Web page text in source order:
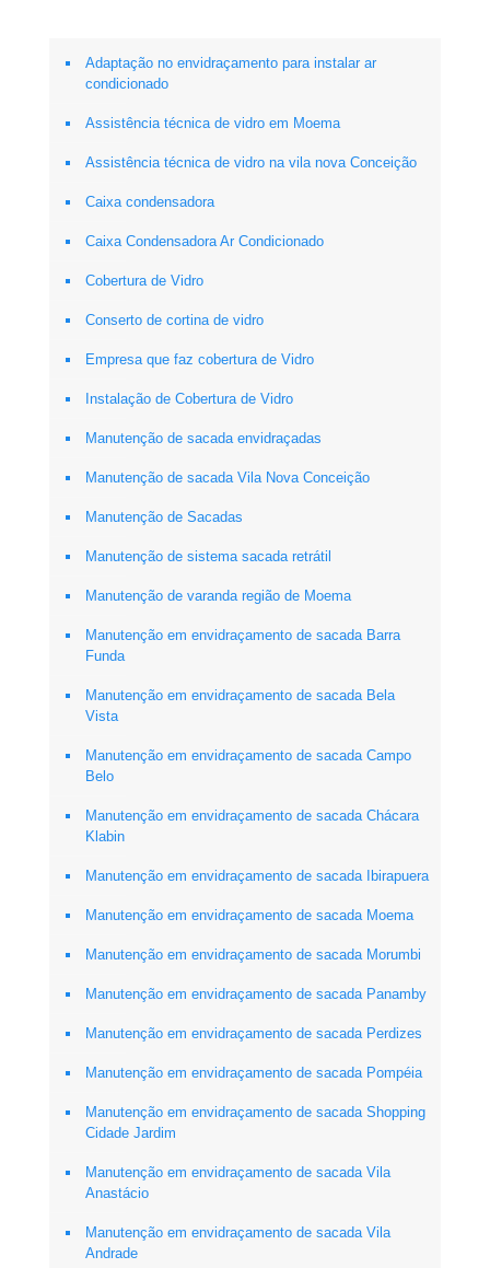
Adaptação no envidraçamento para instalar ar
condicionado
Assistência técnica de vidro em Moema
Assistência técnica de vidro na vila nova Conceição
Caixa condensadora
Caixa Condensadora Ar Condicionado
Cobertura de Vidro
Conserto de cortina de vidro
Empresa que faz cobertura de Vidro
Instalação de Cobertura de Vidro
Manutenção de sacada envidraçadas
Manutenção de sacada Vila Nova Conceição
Manutenção de Sacadas
Manutenção de sistema sacada retrátil
Manutenção de varanda região de Moema
Manutenção em envidraçamento de sacada Barra
Funda
Manutenção em envidraçamento de sacada Bela
Vista
Manutenção em envidraçamento de sacada Campo
Belo
Manutenção em envidraçamento de sacada Chácara
Klabin
Manutenção em envidraçamento de sacada Ibirapuera
Manutenção em envidraçamento de sacada Moema
Manutenção em envidraçamento de sacada Morumbi
Manutenção em envidraçamento de sacada Panamby
Manutenção em envidraçamento de sacada Perdizes
Manutenção em envidraçamento de sacada Pompéia
Manutenção em envidraçamento de sacada Shopping
Cidade Jardim
Manutenção em envidraçamento de sacada Vila
Anastácio
Manutenção em envidraçamento de sacada Vila
Andrade